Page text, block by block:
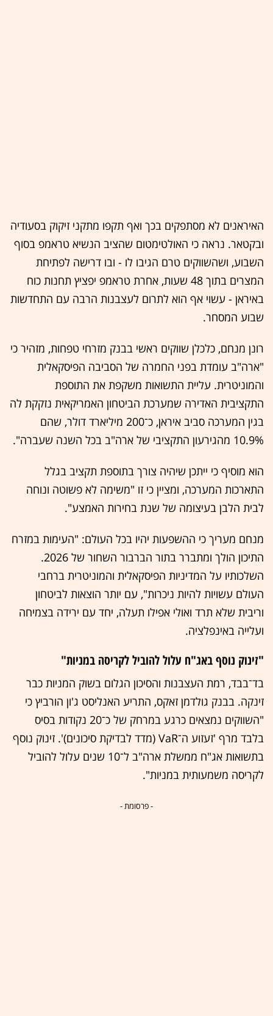
האיראנים לא מסתפקים בכך ואף תקפו מתקני זיקוק בסעודיה
ובקטאר. נראה כי האולטימטום שהציב הנשיא טראמפ בסוף
השבוע, ושהשווקים טרם הגיבו לו - ובו דרישה לפתיחת
המצרים בתוך 48 שעות, אחרת טראמפ יפציץ תחנות כוח
באיראן - עשוי אף הוא לתרום לעצבנות הרבה עם התחדשות
שבוע המסחר.
רונן מנחם, כלכלן שווקים ראשי בבנק מזרחי טפחות, מזהיר כי
"ארה"ב עומדת בפני החמרה של הסביבה הפיסקאלית
והמוניטרית. עליית התשואות משקפת את התוספת
התקציבית האדירה שמערכת הביטחון האמריקאית נזקקת לה
בגין המערכה סביב איראן, כ־200 מיליארד דולר, שהם
10.9% מהגירעון התקציבי של ארה"ב בכל השנה שעברה".
הוא מוסיף כי ייתכן שיהיה צורך בתוספת תקציב בגלל
התארכות המערכה, ומציין כי זו "משימה לא פשוטה ונוחה
לבית הלבן בעיצומה של שנת בחירות האמצע".
מנחם מעריך כי ההשפעות יהיו בכל העולם: "העימות במזרח
התיכון הולך ומתברר בתור הברבור השחור של 2026.
השלכותיו על המדיניות הפיסקאלית והמוניטרית ברחבי
העולם עשויות להיות ניכרות", עם יותר הוצאות לביטחון
וריבית שלא תרד ואולי אפילו תעלה, יחד עם ירידה בצמיחה
ועלייה באינפלציה.
"זינוק נוסף באג"ח עלול להוביל לקריסה במניות"
בד־בבד, רמת העצבנות והסיכון הגלום בשוק המניות כבר
זינקה. בבנק גולדמן זאקס, התריע האנליסט ג'ון הורביץ כי
"השווקים נמצאים כרגע במרחק של כ־20 נקודות בסיס
בלבד מרף 'זעזוע ה־VaR (מדד לבדיקת סיכונים)'. זינוק נוסף
בתשואות אג"ח ממשלת ארה"ב ל־10 שנים עלול להוביל
לקריסה משמעותית במניות".
- פרסומת -